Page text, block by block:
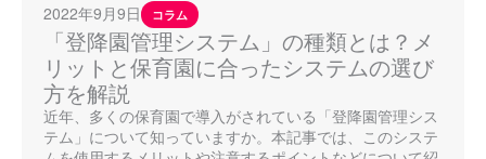
2022年9月9日 コラム
「登降園管理システム」の種類とは？メ
リットと保育園に合ったシステムの選び
方を解説
近年、多くの保育園で導入がされている「登降園管理シス
テム」について知っていますか。本記事では、このシステ